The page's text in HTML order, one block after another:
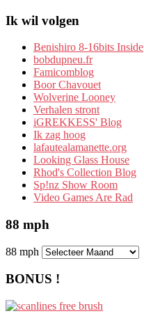
Ik wil volgen
Benishiro 8-16bits Inside
bobdupneu.fr
Famicomblog
Boor Chavouet
Wolverine Looney
Verhalen stront
iGREKKESS' Blog
Ik zag hoog
lafautealamanette.org
Looking Glass House
Rhod's Collection Blog
Sp!nz Show Room
Video Games Are Rad
88 mph
88 mph
BONUS !